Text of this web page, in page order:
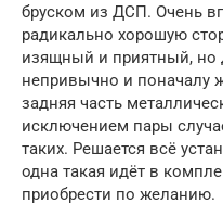
бруском из ДСП. Очень
радикально хорошую
изящный и приятный, но
непривычно и поначалу
задняя часть
исключением пары
таких. Решается всё
одна такая идёт в
приобрести по желанию.